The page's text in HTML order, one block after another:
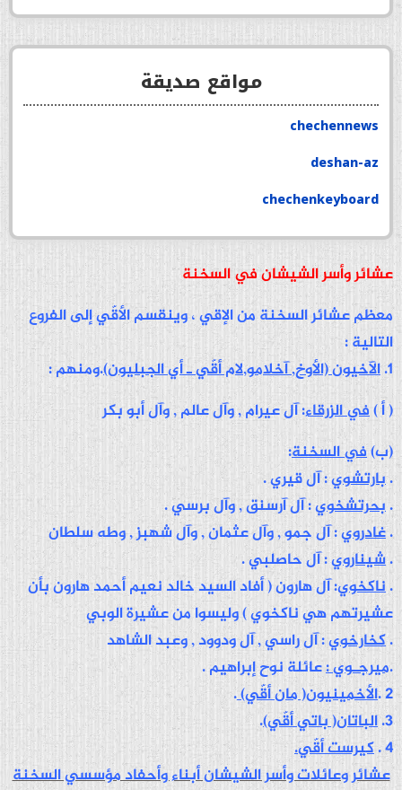
مواقع صديقة
chechennews
deshan-az
chechenkeyboard
عشائر وأسر الشيشان في السخنة
معظم عشائر السخنة من الإقي ، وينقسم الأقّي إلى الفروع
التالية :
1
.الآخيون (الأوخ, آخلامو,لام أقّي ـ أي الجبليون).ومنهم:
( أ )في الزرقاء: آل عيرام , وآل عالم , وآل أبو بكر
(ب)في السخنة:
.بارتشوي: آل قيري .
.بحرتشخوي: آل آرسنق , وآل برسي .
.غادروي: آل جمو , وآل عثمان , وآل شهبز , وطه سلطان
.شيناروي: آل حاصلبي .
.ناكخوي: آل هارون ( أفاد السيد خالد نعيم أحمد هارون بأن
عشيرتهم هي ناكخوي ) وليسوا من عشيرة الوبي
.كخارخوي: آل راسي , آل ودوود , وعبد الشاهد
.ميرجـوي :عائلة نوح إبراهيم .
2 . الأخمينيون( مان أقّي).
3. الباتان( باتي أقّي).
4 . كيرست أقّي.
عشائر وعائلات وأسر الشيشان أبناء وأحفاد مؤسسي السخنة